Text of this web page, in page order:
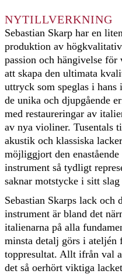
NYTILLVERKNING
Sebastian Skarp har en
produktion av
passion och hängivelse
att skapa den ultimata
uttryck som speglas i
de unika och djupgående
med restaureringar av
av nya violiner. Tusentals
akustik och klassiska
möjliggjort den
instrument så tydligt
saknar motstycke i sitt
Sebastian Skarps lack och
instrument är bland det
italienarna på alla
minsta detalj görs i ateljén
toppresultat. Allt ifrån val
det så oerhört viktiga